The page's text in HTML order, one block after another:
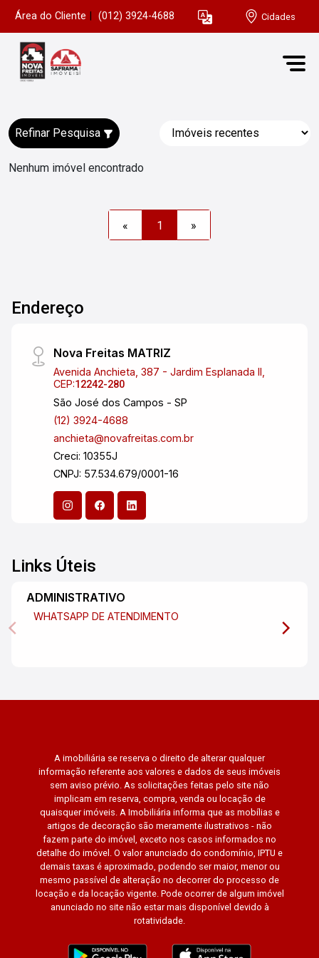
Área do Cliente (012) 3924-4688 Cidades
Refinar Pesquisa
Nenhum imóvel encontrado
« 1 »
Endereço
Nova Freitas MATRIZ
Avenida Anchieta, 387 - Jardim Esplanada II,
CEP:12242-280
São José dos Campos - SP
(12) 3924-4688
anchieta@novafreitas.com.br
Creci: 10355J
CNPJ: 57.534.679/0001-16
Links Úteis
ADMINISTRATIVO
WHATSAPP DE ATENDIMENTO
A imobiliária se reserva o direito de alterar qualquer
informação referente aos valores e dados de seus imóveis
sem aviso prévio. As solicitações feitas pelo site não
implicam em reserva, compra, venda ou locação de
quaisquer imóveis. A Imobiliária informa que as mobílias e
artigos de decoração são meramente ilustrativos - não
fazem parte do imóvel, exceto nos casos informados no
detalhe do imóvel. O valor anunciado do condomínio, IPTU e
demais taxas é aproximado, podendo ser maior, menor ou
mesmo passível de alteração no decorrer do processo de
locação e da locação vigente. Pode ocorrer de algum imóvel
anunciado no site não estar mais disponível devido à
rotatividade.